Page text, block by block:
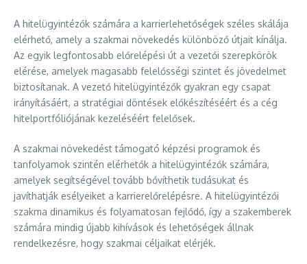
A hitelügyintézők számára a karrierlehetőségek széles skálája
elérhető, amely a szakmai növekedés különböző útjait kínálja.
Az egyik legfontosabb előrelépési út a vezetői szerepkörök
elérése, amelyek magasabb felelősségi szintet és jövedelmet
biztosítanak. A vezető hitelügyintézők gyakran egy csapat
irányításáért, a stratégiai döntések előkészítéséért és a cég
hitelportfóliójának kezeléséért felelősek.
A szakmai növekedést támogató képzési programok és
tanfolyamok szintén elérhetők a hitelügyintézők számára,
amelyek segítségével tovább bővíthetik tudásukat és
javíthatják esélyeiket a karrierelőrelépésre. A hitelügyintézői
szakma dinamikus és folyamatosan fejlődő, így a szakemberek
számára mindig újabb kihívások és lehetőségek állnak
rendelkezésre, hogy szakmai céljaikat elérjék.